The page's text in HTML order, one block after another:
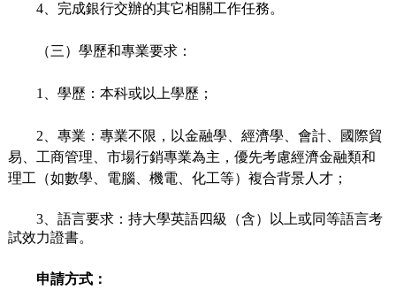
4、完成銀行交辦的其它相關工作任務。
（三）學歷和專業要求：
1、學歷：本科或以上學歷；
2、專業：專業不限，以金融學、經濟學、會計、國際貿
易、工商管理、市場行銷專業為主，優先考慮經濟金融類和
理工（如數學、電腦、機電、化工等）複合背景人才；
3、語言要求：持大學英語四級（含）以上或同等語言考
試效力證書。
申請方式：